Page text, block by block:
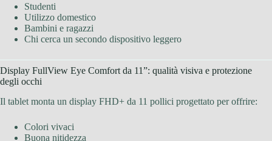
Studenti
Utilizzo domestico
Bambini e ragazzi
Chi cerca un secondo dispositivo leggero
Display FullView Eye Comfort da 11”: qualità visiva e protezione
degli occhi
Il tablet monta un display FHD+ da 11 pollici progettato per offrire:
Colori vivaci
Buona nitidezza